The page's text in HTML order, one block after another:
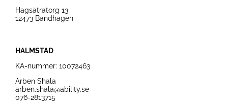
Hagsätratorg 13
12473 Bandhagen
HALMSTAD
KA-nummer: 10072463
Arben Shala
arben.shala@ability.se
076-2813715